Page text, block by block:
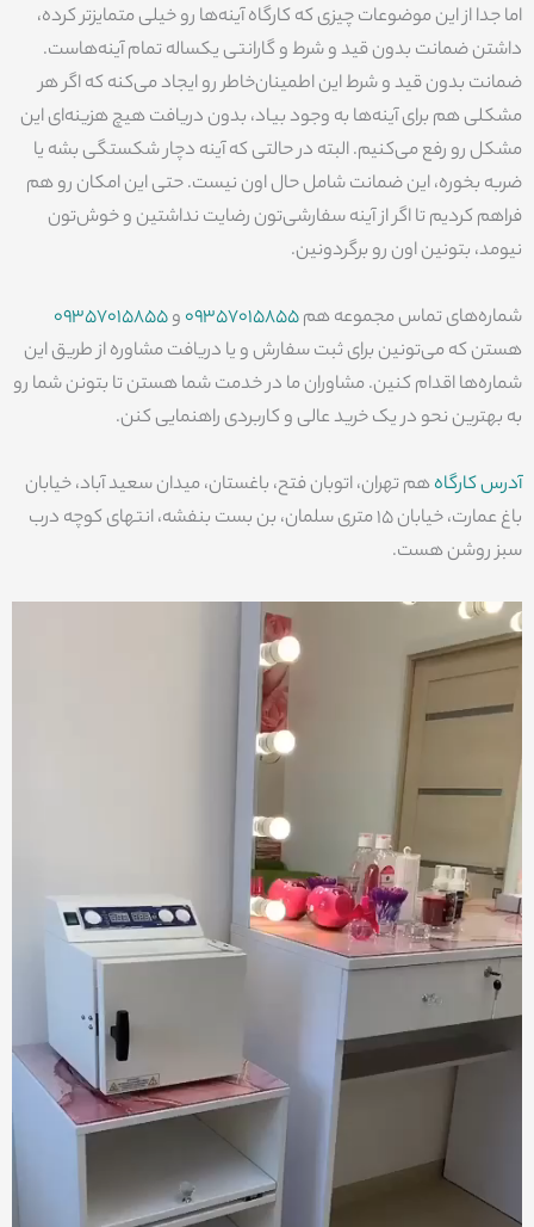
اما جدا از این موضوعات چیزی که کارگاه آینه‌ها رو خیلی متمایزتر کرده،
داشتن ضمانت بدون قید و شرط و گارانتی یکساله تمام آینه‌هاست.
ضمانت بدون قید و شرط این اطمینان‌خاطر رو ایجاد می‌کنه که اگر هر
مشکلی هم برای آینه‌ها به وجود بیاد، بدون دریافت هیچ هزینه‌ای این
مشکل رو رفع می‌کنیم. البته در حالتی که آینه دچار شکستگی بشه یا
ضربه بخوره، این ضمانت شامل حال اون نیست. حتی این امکان رو هم
فراهم کردیم تا اگر از آینه سفارشی‌تون رضایت نداشتین و خوش‌تون
نیومد، بتونین اون رو برگردونین.
‌شماره‌های تماس مجموعه هم09357015855و09357015855
هستن که می‌تونین برای ثبت سفارش و یا دریافت مشاوره از طریق این
شماره‌ها اقدام کنین. مشاوران ما در خدمت شما هستن تا بتونن شما رو
به بهترین نحو در یک خرید عالی و کاربردی راهنمایی کنن.
آدرس کارگاههم تهران، اتوبان فتح، باغستان، میدان سعید آباد، خیابان
باغ عمارت، خیابان 15 متری سلمان، بن بست بنفشه، انتهای کوچه درب
سبز روشن هست.